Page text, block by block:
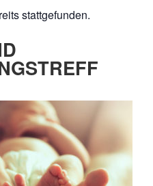
stattgefunden.